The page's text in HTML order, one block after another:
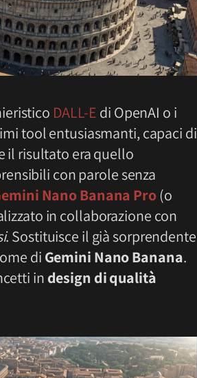
DALL-E di OpenAI o i
tool entusiasmanti, capaci di
il risultato era quello
con parole senza
Nano Banana Pro(o
in collaborazione con
. Sostituisce il già sorprendente
di Gemini Nano Banana.
in design di qualità